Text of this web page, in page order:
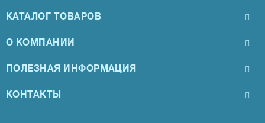
КАТАЛОГ ТОВАРОВ
О КОМПАНИИ
ПОЛЕЗНАЯ ИНФОРМАЦИЯ
КОНТАКТЫ